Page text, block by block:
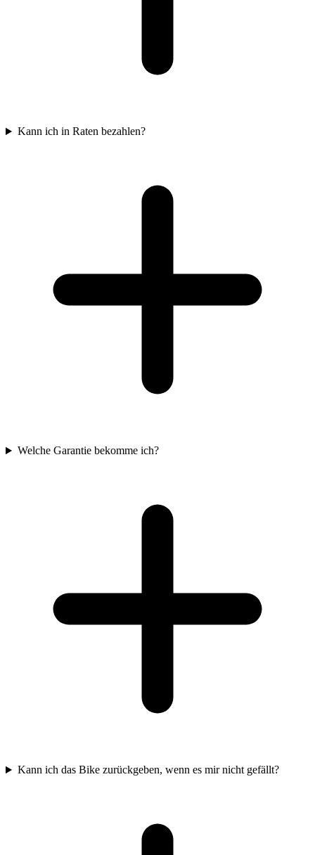
Kann ich in Raten bezahlen?
Welche Garantie bekomme ich?
Kann ich das Bike zurückgeben, wenn es mir nicht gefällt?